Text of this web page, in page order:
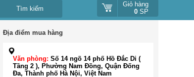
Giỏ hàng
0 SP
Địa điểm mua hàng
Văn phòng: Số 14 ngõ 14 phố Hồ Đắc Di (
Tầng 2 ), Phường Nam Đồng, Quận Đống
Đa, Thành phố Hà Nội, Việt Nam